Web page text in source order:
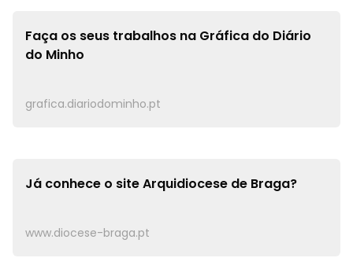
Faça os seus trabalhos na Gráfica do Diário
do Minho
grafica.diariodominho.pt
Já conhece o siteArquidiocese de Braga?
www.diocese-braga.pt